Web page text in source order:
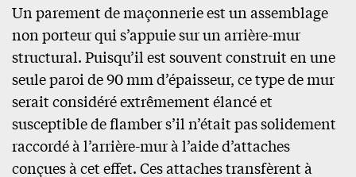
Un parement de maçonnerie est un assemblage
non porteur qui s’appuie sur un arrière-mur
structural. Puisqu’il est souvent construit en une
seule paroi de 90 mm d’épaisseur, ce type de mur
serait considéré extrêmement élancé et
susceptible de flamber s’il n’était pas solidement
raccordé à l’arrière-mur à l’aide d’attaches
conçues à cet effet. Ces attaches transfèrent à